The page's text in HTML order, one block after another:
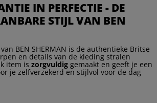
IN PERFECTIE - DE
STIJL VAN BEN
BEN SHERMAN is de authentieke Britse
en details van de kleding stralen
item is zorgvuldiggemaakt en geeft je een
je zelfverzekerd en stijlvol voor de dag